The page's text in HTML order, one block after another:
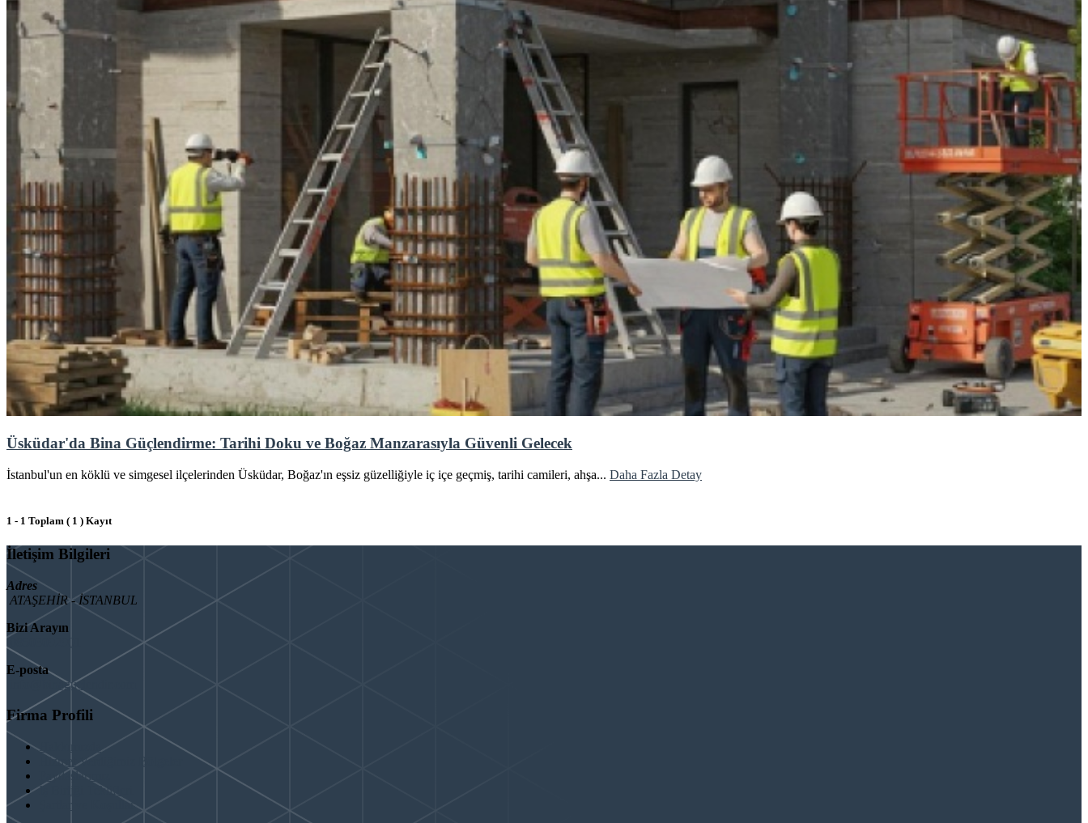
Üsküdar'da Bina Güçlendirme: Tarihi Doku ve Boğaz Manzarasıyla Güvenli Gelecek
İstanbul'un en köklü ve simgesel ilçelerinden Üsküdar, Boğaz'ın eşsiz güzelliğiyle iç içe geçmiş, tarihi camileri, ahşa... Daha Fazla Detay
1 - 1 Toplam ( 1 ) Kayıt
İletişim Bilgileri
Adres
ATAŞEHİR - İSTANBUL
Bizi Arayın
E-posta
info@binaguclendir.com
Firma Profili
Hakkımızda
Hizmet Verdiğimiz Bölgeler
Paydaşlarımız
İş Birliği Teklifleri
Şartlar ve Koşullar